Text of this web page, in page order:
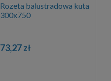
Rozeta balustradowa kuta
300x750
73,27 zł